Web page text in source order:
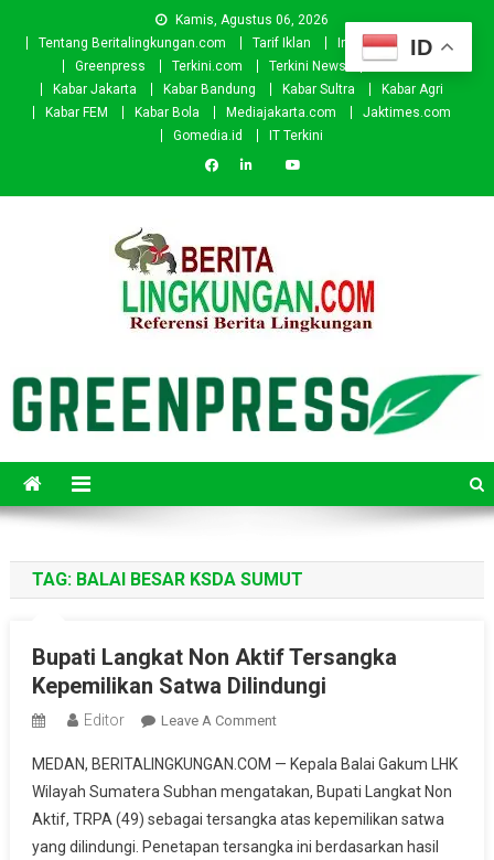
Kamis, Agustus 06, 2026
Tentang Beritalingkungan.com
Tarif Iklan Investor
Donasi
Greenpress
Terkini.com Terkini News
Kabar.id
Kabar Jakarta
Kabar Bandung Kabar Sultra
Kabar Agri
Kabar FEM
Kabar Bola Mediajakarta.com
Jaktimes.com
Gomedia.id
IT Terkini
TAG: BALAI BESAR KSDA SUMUT
Bupati Langkat Non Aktif Tersangka
Kepemilikan Satwa Dilindungi
Editor Leave A CommentOn
Langkat
Non
Aktif
Tersangka
MEDAN, BERITALINGKUNGAN.COM — Kepala Balai Gakum LHK
Wilayah Sumatera Subhan mengatakan, Bupati Langkat Non
Aktif, TRPA (49) sebagai tersangka atas kepemilikan satwa
yang dilindungi. Penetapan tersangka ini berdasarkan hasil
ID